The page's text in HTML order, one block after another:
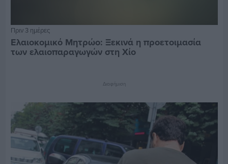
Πριν 3 ημέρες
Ελαιοκομικό Μητρώο: Ξεκινά η προετοιμασία
των ελαιοπαραγωγών στη Χίο
Διαφήμιση